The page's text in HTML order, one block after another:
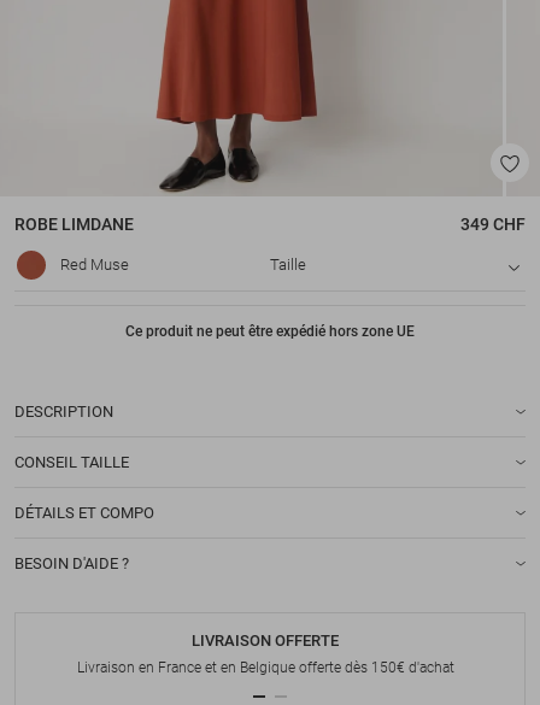
ROBE LIMDANE 349 CHF
Red Muse Taille
Ce produit ne peut être expédié hors zone UE
DESCRIPTION
CONSEIL TAILLE
DÉTAILS ET COMPO
BESOIN D'AIDE ?
LIVRAISON OFFERTE
Livraison en France et en Belgique offerte dès 150€ d'achat